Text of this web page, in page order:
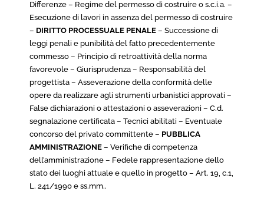
Differenze – Regime del permesso di costruire o s.c.i.a. –
Esecuzione di lavori in assenza del permesso di costruire
– DIRITTO PROCESSUALE PENALE – Successione di
leggi penali e punibilità del fatto precedentemente
commesso – Principio di retroattività della norma
favorevole – Giurisprudenza – Responsabilità del
progettista – Asseverazione della conformità delle
opere da realizzare agli strumenti urbanistici approvati –
False dichiarazioni o attestazioni o asseverazioni – C.d.
segnalazione certificata – Tecnici abilitati – Eventuale
concorso del privato committente – PUBBLICA
AMMINISTRAZIONE – Verifiche di competenza
dell’amministrazione – Fedele rappresentazione dello
stato dei luoghi attuale e quello in progetto – Art. 19, c.1,
L. 241/1990 e ss.mm..